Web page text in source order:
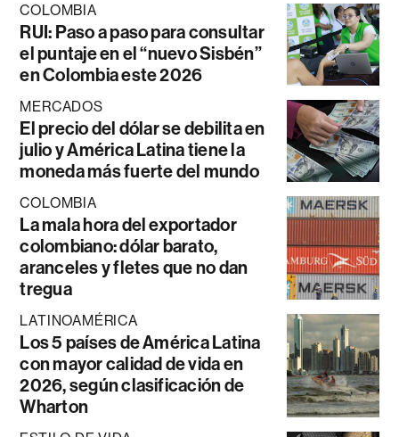
COLOMBIA
RUI: Paso a paso para consultar
el puntaje en el “nuevo Sisbén”
en Colombia este 2026
MERCADOS
El precio del dólar se debilita en
julio y América Latina tiene la
moneda más fuerte del mundo
COLOMBIA
La mala hora del exportador
colombiano: dólar barato,
aranceles y fletes que no dan
tregua
LATINOAMÉRICA
Los 5 países de América Latina
con mayor calidad de vida en
2026, según clasificación de
Wharton